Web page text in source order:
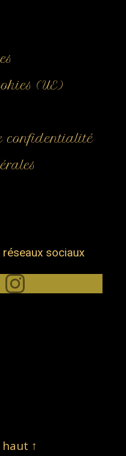
(UE)
confidentialité
sociaux
↑